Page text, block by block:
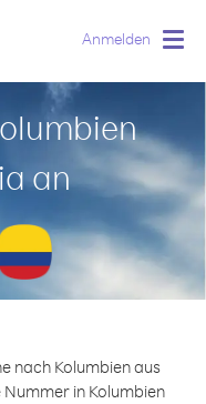
Anmelden
an
nach Kolumbien aus
Nummer in Kolumbien